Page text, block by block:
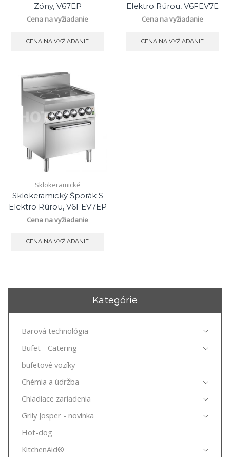
Zóny, V67EP
Cena na vyžiadanie
CENA NA VYŽIADANIE
Elektro Rúrou, V6FEV7E
Cena na vyžiadanie
CENA NA VYŽIADANIE
Sklokeramické
Sklokeramický Šporák S
Elektro Rúrou, V6FEV7EP
Cena na vyžiadanie
CENA NA VYŽIADANIE
Kategórie
Barová technológia
Bufet - Catering
bufetové vozíky
Chémia a údržba
Chladiace zariadenia
Grily Josper - novinka
Hot-dog
KitchenAid®